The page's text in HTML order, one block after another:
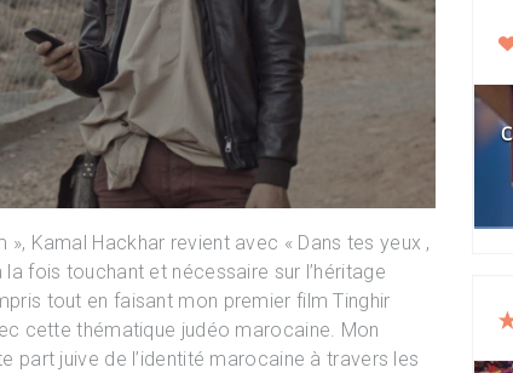
Kamal Hackhar revient avec « Dans tes yeux ,
fois touchant et nécessaire sur l’héritage
tout en faisant mon premier film Tinghir
cette thématique judéo marocaine. Mon
part juive de l’identité marocaine à travers les